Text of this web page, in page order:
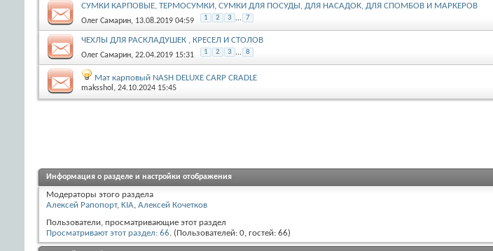
СУМКИ КАРПОВЫЕ, ТЕРМОСУМКИ, СУМКИ ДЛЯ ПОСУДЫ, ДЛЯ НАСАДОК, ДЛЯ СПОМБОВ И МАРКЕРОВ
Олег Самарин, 13.08.2019 04:59 1 2 3 ... 7
ЧЕХЛЫ ДЛЯ РАСКЛАДУШЕК , КРЕСЕЛ И СТОЛОВ
Олег Самарин, 22.04.2019 15:31 1 2 3 ... 8
Мат карповый NASH DELUXE CARP CRADLE
maksshol , 24.10.2024 15:45
Информация о разделе и настройки отображения
Модераторы этого раздела
Алексей Рапопорт, KIA, Алексей Кочетков
Пользователи, просматривающие этот раздел
Просматривают этот раздел: 66. (Пользователей: 0, гостей: 66)